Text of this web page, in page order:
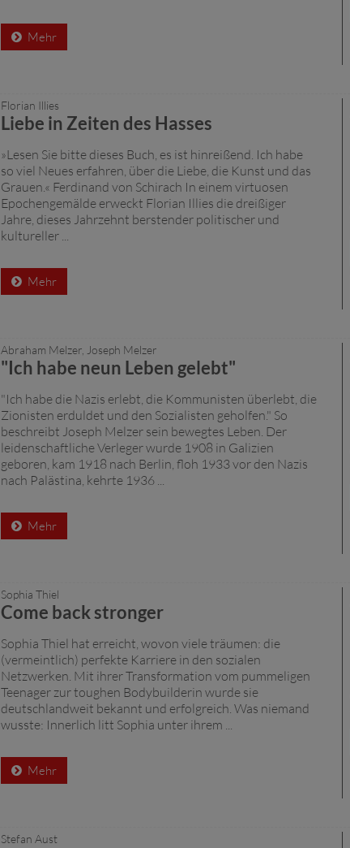
Mehr
Florian Illies
Liebe in Zeiten des Hasses
»Lesen Sie bitte dieses Buch, es ist hinreißend. Ich habe
so viel Neues erfahren, über die Liebe, die Kunst und das
Grauen.« Ferdinand von Schirach In einem virtuosen
Epochengemälde erweckt Florian Illies die dreißiger
Jahre, dieses Jahrzehnt berstender politischer und
kultureller ...
Mehr
Abraham Melzer, Joseph Melzer
"Ich habe neun Leben gelebt"
"Ich habe die Nazis erlebt, die Kommunisten überlebt, die
Zionisten erduldet und den Sozialisten geholfen." So
beschreibt Joseph Melzer sein bewegtes Leben. Der
leidenschaftliche Verleger wurde 1908 in Galizien
geboren, kam 1918 nach Berlin, floh 1933 vor den Nazis
nach Palästina, kehrte 1936 ...
Mehr
Sophia Thiel
Come back stronger
Sophia Thiel hat erreicht, wovon viele träumen: die
(vermeintlich) perfekte Karriere in den sozialen
Netzwerken. Mit ihrer Transformation vom pummeligen
Teenager zur toughen Bodybuilderin wurde sie
deutschlandweit bekannt und erfolgreich. Was niemand
wusste: Innerlich litt Sophia unter ihrem ...
Mehr
Stefan Aust